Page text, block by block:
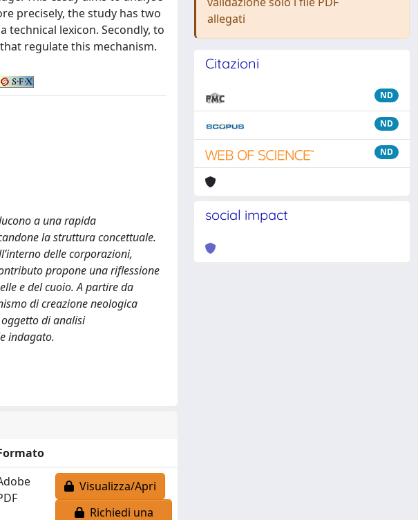
precisely, the study has two
technical lexicon. Secondly, to
regulate this mechanism.
a una rapida
la struttura concettuale.
delle corporazioni,
propone una riflessione
e del cuoio. A partire da
di creazione neologica
di analisi
indagato.
Visualizza/Apri
Richiedi una
allegati
Citazioni
ND
ND
ND
social impact